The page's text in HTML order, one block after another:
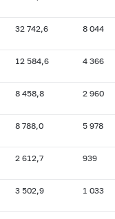
32 742,6 8 044
12 584,6 4 366
8 458,8 2 960
8 788,0 5 978
2 612,7 939
3 502,9 1 033